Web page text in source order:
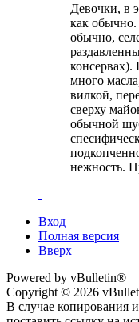
Девочки, в
как обычно.
обычно,
много
вилкой,
сверху
обычной
нежность.
Вход
Полная версия
Вверх
Powered by vBulletin®
Copyright © 2026
В случае копирования